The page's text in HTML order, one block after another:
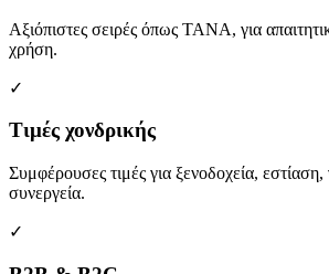
Αξιόπιστες σειρές όπως TANA, για
χρήση.
✓
Τιμές χονδρικής
Συμφέρουσες τιμές για ξενοδοχεία, εστίαση,
συνεργεία.
✓